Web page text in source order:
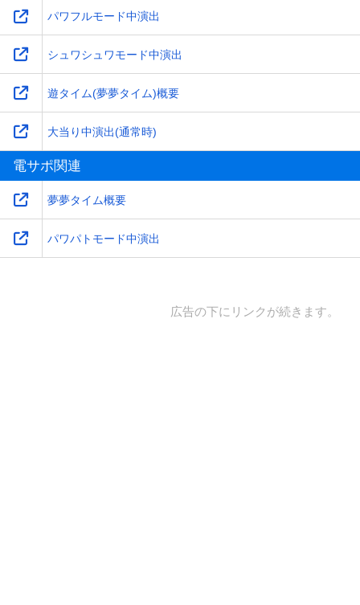
パワフルモード中演出
シュワシュワモード中演出
遊タイム(夢夢タイム)概要
大当り中演出(通常時)
電サポ関連
夢夢タイム概要
パワパトモード中演出
広告の下にリンクが続きます。